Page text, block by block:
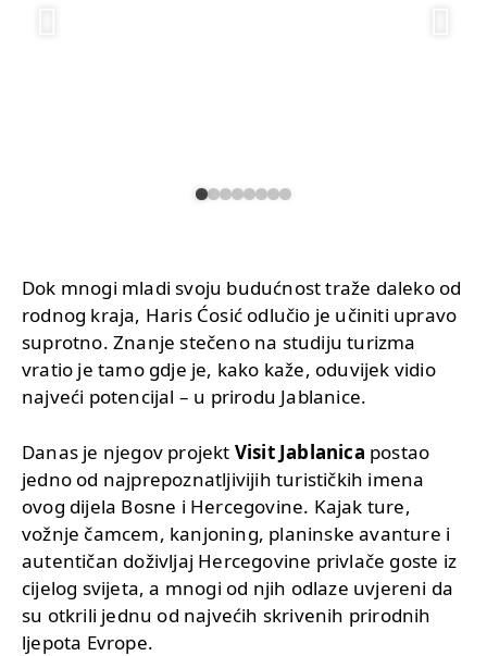
Dok mnogi mladi svoju budućnost traže daleko od
rodnog kraja, Haris Ćosić odlučio je učiniti upravo
suprotno. Znanje stečeno na studiju turizma
vratio je tamo gdje je, kako kaže, oduvijek vidio
najveći potencijal – u prirodu Jablanice.
Danas je njegov projekt Visit Jablanica postao
jedno od najprepoznatljivijih turističkih imena
ovog dijela Bosne i Hercegovine. Kajak ture,
vožnje čamcem, kanjoning, planinske avanture i
autentičan doživljaj Hercegovine privlače goste iz
cijelog svijeta, a mnogi od njih odlaze uvjereni da
su otkrili jednu od najvećih skrivenih prirodnih
ljepota Evrope.